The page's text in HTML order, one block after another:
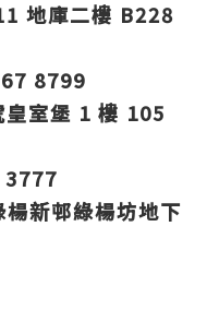
地庫二樓 B228
8799
室堡 1 樓 105
新邨綠楊坊地下